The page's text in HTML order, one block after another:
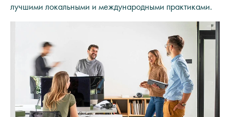
лучшими локальными и международными практиками.